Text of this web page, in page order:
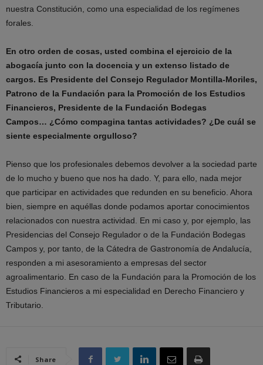
nuestra Constitución, como una especialidad de los regímenes
forales.
En otro orden de cosas, usted combina el ejercicio de la
abogacía junto con la docencia y un extenso listado de
cargos. Es Presidente del Consejo Regulador Montilla-Moriles,
Patrono de la Fundación para la Promoción de los Estudios
Financieros, Presidente de la Fundación Bodegas
Campos… ¿Cómo compagina tantas actividades? ¿De cuál se
siente especialmente orgulloso?
Pienso que los profesionales debemos devolver a la sociedad parte
de lo mucho y bueno que nos ha dado. Y, para ello, nada mejor
que participar en actividades que redunden en su beneficio. Ahora
bien, siempre en aquéllas donde podamos aportar conocimientos
relacionados con nuestra actividad. En mi caso y, por ejemplo, las
Presidencias del Consejo Regulador o de la Fundación Bodegas
Campos y, por tanto, de la Cátedra de Gastronomía de Andalucía,
responden a mi asesoramiento a empresas del sector
agroalimentario. En caso de la Fundación para la Promoción de los
Estudios Financieros a mi especialidad en Derecho Financiero y
Tributario.
Share